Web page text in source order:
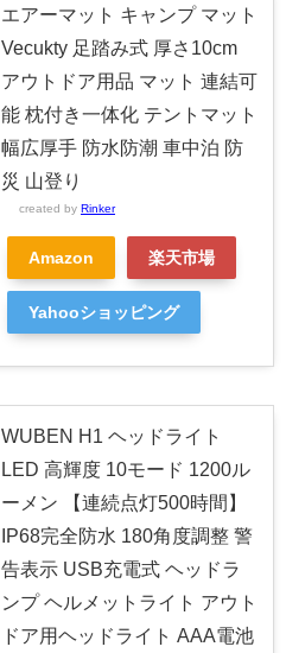
エアーマット キャンプ マット
Vecukty 足踏み式 厚さ10cm
アウトドア用品 マット 連結可
能 枕付き一体化 テントマット
幅広厚手 防水防潮 車中泊 防
災 山登り
created by Rinker
Amazon 楽天市場
Yahooショッピング
WUBEN H1 ヘッドライト
LED 高輝度 10モード 1200ル
ーメン 【連続点灯500時間】
IP68完全防水 180角度調整 警
告表示 USB充電式 ヘッドラ
ンプ ヘルメットライト アウト
ドア用ヘッドライト AAA電池